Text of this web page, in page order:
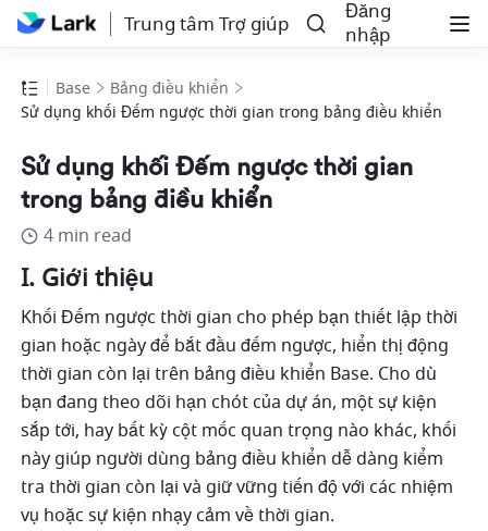
Trung tâm Trợ giúp
Đăng
nhập
Base
Bảng điều khiển
Sử dụng khối Đếm ngược thời gian trong bảng điều khiển
Sử dụng khối Đếm ngược thời gian
trong bảng điều khiển
4 min read
I. Giới thiệu
Khối Đếm ngược thời gian cho phép bạn thiết lập thời
gian hoặc ngày để bắt đầu đếm ngược, hiển thị động
thời gian còn lại trên bảng điều khiển Base. Cho dù
bạn đang theo dõi hạn chót của dự án, một sự kiện
sắp tới, hay bất kỳ cột mốc quan trọng nào khác, khối
này giúp người dùng bảng điều khiển dễ dàng kiểm
tra thời gian còn lại và giữ vững tiến độ với các nhiệm
vụ hoặc sự kiện nhạy cảm về thời gian.